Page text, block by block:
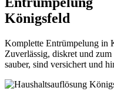
Königsfeld
Komplette Entrümpelung in
Zuverlässig, diskret und zum
sauber, sind versichert und